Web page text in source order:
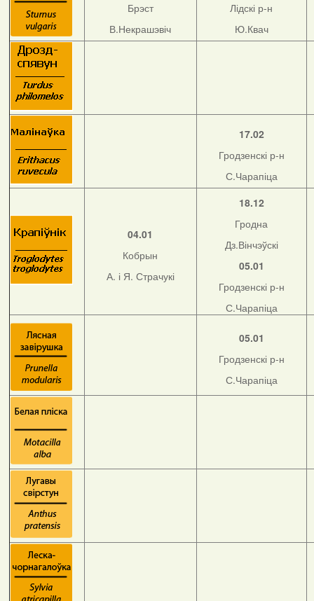
Брэст
В.Некрашэвіч
Лідскі р-н
Ю.Квач
17.02
Гродзенскі р-н
С.Чарапіца
04.01
Кобрын
А. і Я. Страчукі
18.12
Гродна
Дз.Вінчэўскі
05.01
Гродзенскі р-н
С.Чарапіца
05.01
Гродзенскі р-н
С.Чарапіца